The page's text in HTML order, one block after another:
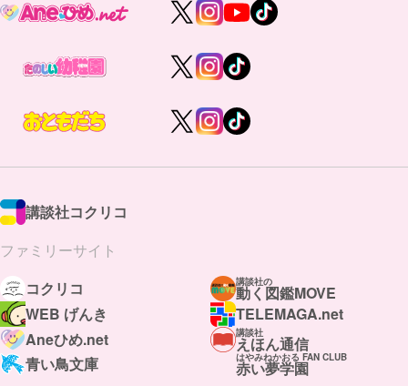
講談社コクリコ
ファミリーサイト
コクリコ
講談社の
動く図鑑MOVE
WEB げんき
TELEMAGA.net
Aneひめ.net
講談社
えほん通信
青い鳥文庫
はやみねかおる FAN CLUB
赤い夢学園